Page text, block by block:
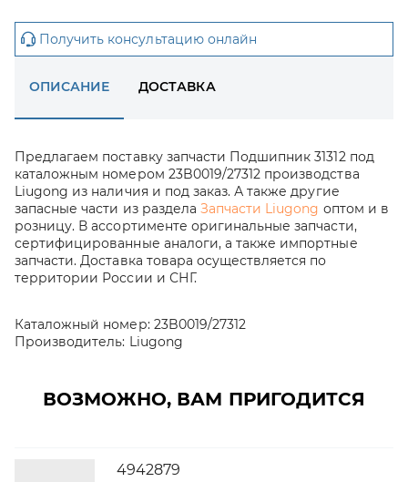
Получить консультацию онлайн
ОПИСАНИЕ ДОСТАВКА
Предлагаем поставку запчасти Подшипник 31312 под
каталожным номером 23B0019/27312 производства
Liugong из наличия и под заказ. А также другие
запасные части из раздела Запчасти Liugong оптом и в
розницу. В ассортименте оригинальные запчасти,
сертифицированные аналоги, а также импортные
запчасти. Доставка товара осуществляется по
территории России и СНГ.
Каталожный номер: 23B0019/27312
Производитель: Liugong
ВОЗМОЖНО, ВАМ ПРИГОДИТСЯ
4942879